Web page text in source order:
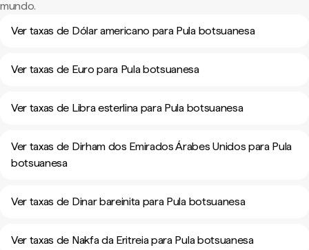
mundo.
Ver taxas de Dólar americano para Pula botsuanesa
Ver taxas de Euro para Pula botsuanesa
Ver taxas de Libra esterlina para Pula botsuanesa
Ver taxas de Dirham dos Emirados Árabes Unidos para Pula
botsuanesa
Ver taxas de Dinar bareinita para Pula botsuanesa
Ver taxas de Nakfa da Eritreia para Pula botsuanesa